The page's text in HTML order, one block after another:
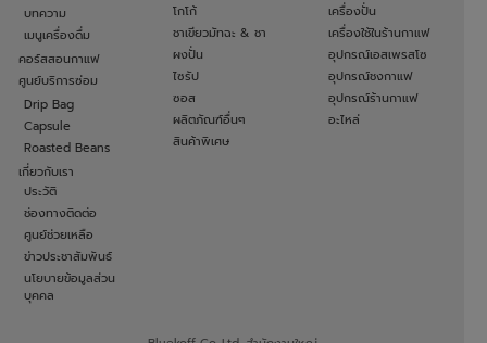
บทความ
เมนูเครื่องดื่ม
คอร์สสอนกาแฟ
ศูนย์บริการซ่อม
Drip Bag
Capsule
Roasted Beans
เกี่ยวกับเรา
ประวัติ
ช่องทางติดต่อ
ศูนย์ช่วยเหลือ
ข่าวประชาสัมพันธ์
นโยบายข้อมูลส่วน
บุคคล
โกโก้
ชาเขียวมัทฉะ & ชา
ผงปั่น
ไซรัป
ซอส
ผลิตภัณฑ์อื่นๆ
สินค้าพิเศษ
เครื่องปั่น
เครื่องใช้ในร้านกาแฟ
อุปกรณ์เอสเพรสโซ
อุปกรณ์ชงกาแฟ
อุปกรณ์ร้านกาแฟ
อะไหล่